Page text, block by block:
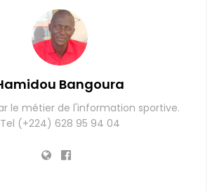
Bangoura
le métier de l'information sportive.
Tel (+224) 628 95 94 04